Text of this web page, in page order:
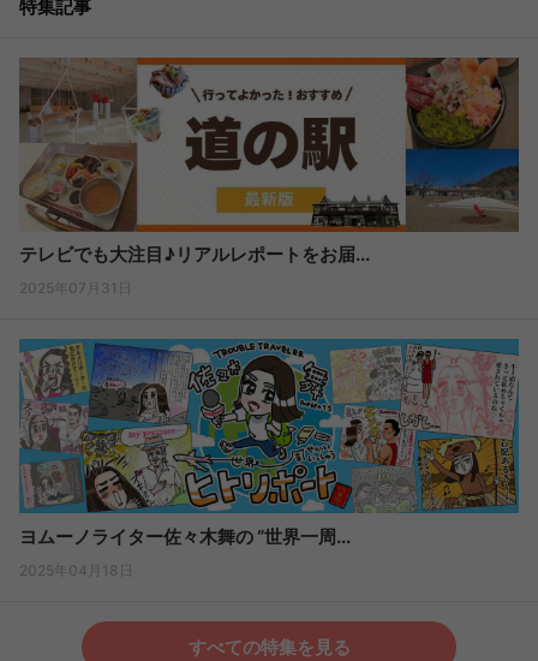
特集記事
テレビでも大注目♪リアルレポートをお届...
2025年07月31日
ヨムーノライター佐々木舞の “世界一周...
2025年04月18日
すべての特集を見る